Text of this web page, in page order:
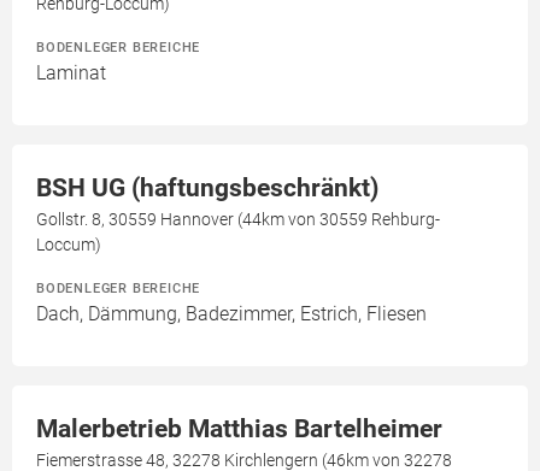
BODENLEGER BEREICHE
Laminat
BSH UG (haftungsbeschränkt)
Gollstr. 8, 30559 Hannover (44km von 30559 Rehburg-
Loccum)
BODENLEGER BEREICHE
Dach, Dämmung, Badezimmer, Estrich, Fliesen
Malerbetrieb Matthias Bartelheimer
Fiemerstrasse 48, 32278 Kirchlengern (46km von 32278